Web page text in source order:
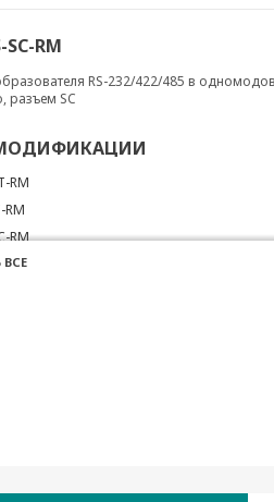
SC-RM
RS-232/422/485 в
разъем SC
RM
RM
RM
ВСЕ